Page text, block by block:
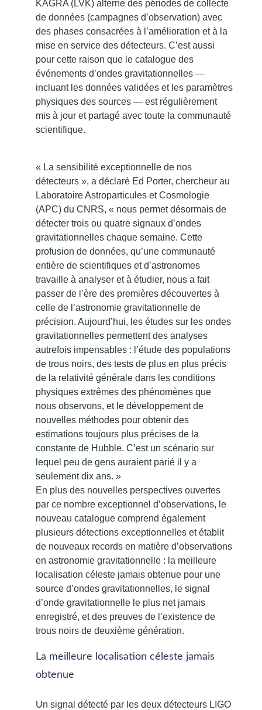
KAGRA (LVK) alterne des périodes de collecte
de données (campagnes d’observation) avec
des phases consacrées à l’amélioration et à la
mise en service des détecteurs. C’est aussi
pour cette raison que le catalogue des
événements d’ondes gravitationnelles —
incluant les données validées et les paramètres
physiques des sources — est régulièrement
mis à jour et partagé avec toute la communauté
scientifique.
« La sensibilité exceptionnelle de nos
détecteurs », a déclaré Ed Porter, chercheur au
Laboratoire Astroparticules et Cosmologie
(APC) du CNRS, « nous permet désormais de
détecter trois ou quatre signaux d’ondes
gravitationnelles chaque semaine. Cette
profusion de données, qu’une communauté
entière de scientifiques et d’astronomes
travaille à analyser et à étudier, nous a fait
passer de l’ère des premières découvertes à
celle de l’astronomie gravitationnelle de
précision. Aujourd’hui, les études sur les ondes
gravitationnelles permettent des analyses
autrefois impensables : l’étude des populations
de trous noirs, des tests de plus en plus précis
de la relativité générale dans les conditions
physiques extrêmes des phénomènes que
nous observons, et le développement de
nouvelles méthodes pour obtenir des
estimations toujours plus précises de la
constante de Hubble. C’est un scénario sur
lequel peu de gens auraient parié il y a
seulement dix ans. »
En plus des nouvelles perspectives ouvertes
par ce nombre exceptionnel d’observations, le
nouveau catalogue comprend également
plusieurs détections exceptionnelles et établit
de nouveaux records en matière d’observations
en astronomie gravitationnelle : la meilleure
localisation céleste jamais obtenue pour une
source d’ondes gravitationnelles, le signal
d’onde gravitationnelle le plus net jamais
enregistré, et des preuves de l’existence de
trous noirs de deuxième génération.
La meilleure localisation céleste jamais
obtenue
Un signal détecté par les deux détecteurs LIGO